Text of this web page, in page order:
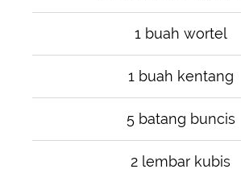
1 buah wortel
1 buah kentang
5 batang buncis
2 lembar kubis